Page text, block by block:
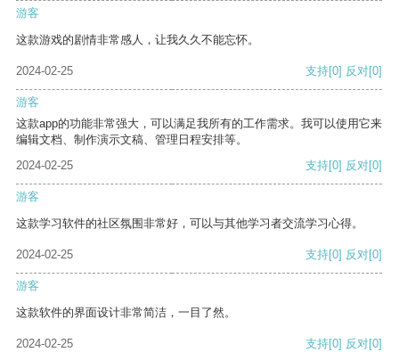
游客
这款游戏的剧情非常感人，让我久久不能忘怀。
2024-02-25 支持[0] 反对[0]
游客
这款app的功能非常强大，可以满足我所有的工作需求。我可以使用它来
编辑文档、制作演示文稿、管理日程安排等。
2024-02-25
支持[0] 反对[0]
游客
这款学习软件的社区氛围非常好，可以与其他学习者交流学习心得。
2024-02-25 支持[0] 反对[0]
游客
这款软件的界面设计非常简洁，一目了然。
2024-02-25 支持[0] 反对[0]